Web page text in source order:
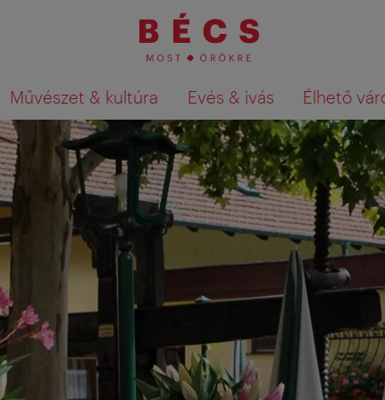
Művészet & kultúra Evés & ivás Élhető
Keresési találatok megjelenítése a